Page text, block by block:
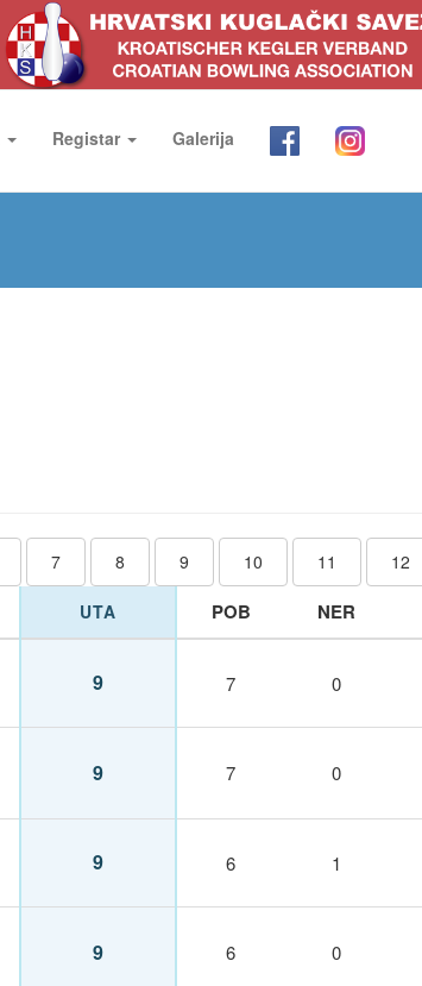
Registar Galerija
7 8 9 10 11 12
UTA POB NER
9 7 0
9 7 0
9 6 1
9 6 0